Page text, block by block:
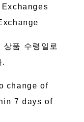
Exchanges
상품 수령일로
.
change of
7 days of